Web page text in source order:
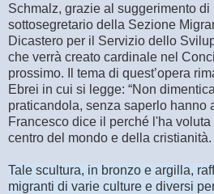
Schmalz, grazie al suggerimento
sottosegretario della Sezione
Dicastero per il Servizio dello
che verrà creato cardinale nel
prossimo. Il tema di quest’opera
Ebrei in cui si legge: “Non
praticandola, senza saperlo hanno
Francesco dice il perché l'ha
centro del mondo e della cristianità.
Tale scultura, in bronzo e argilla,
migranti di varie culture e diversi